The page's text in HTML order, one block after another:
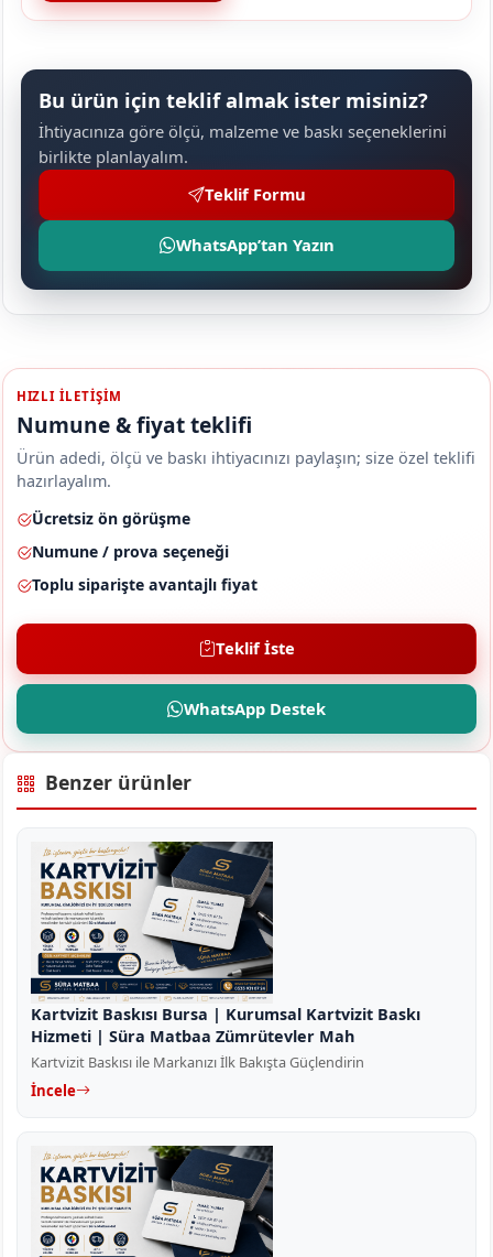
Bu ürün için teklif almak ister misiniz?
İhtiyacınıza göre ölçü, malzeme ve baskı seçeneklerini
birlikte planlayalım.
Teklif Formu
WhatsApp’tan Yazın
HIZLI ILETIŞIM
Numune & fiyat teklifi
Ürün adedi, ölçü ve baskı ihtiyacınızı paylaşın; size özel teklifi
hazırlayalım.
Ücretsiz ön görüşme
Numune / prova seçeneği
Toplu siparişte avantajlı fiyat
Teklif İste
WhatsApp Destek
Benzer ürünler
Kartvizit Baskısı Bursa | Kurumsal Kartvizit Baskı
Hizmeti | Süra Matbaa Zümrütevler Mah
Kartvizit Baskısı ile Markanızı İlk Bakışta Güçlendirin
İncele